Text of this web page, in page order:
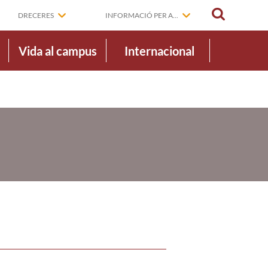
DRECERES INFORMACIÓ PER A...
Vida al campus Internacional